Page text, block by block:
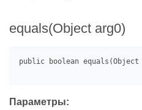
equals(Object arg0)
Параметры: